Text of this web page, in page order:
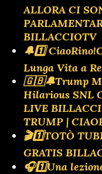
ALLORA CI
BILLACCIOTV
🔔1️⃣
Lunga Vita a
🇬🇧🔔Trump
Hilarious SNL
LIVE
TRUMP |
🎬1️⃣TOTÒ
GRATIS
🎧1️⃣Una